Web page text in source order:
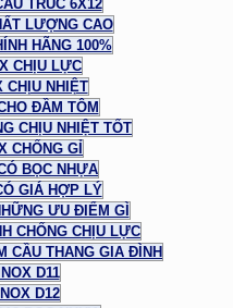
TRÚC 6X12
LƯỢNG CAO
HÃNG 100%
CHỊU LỰC
CHỊU NHIỆT
ĐẦM TÔM
CHỊU NHIỆT TỐT
CHỐNG GỈ
BỌC NHỰA
GIÁ HỢP LÝ
ƯU ĐIỂM GÌ
CHỐNG CHỊU LỰC
CẦU THANG GIA ĐÌNH
D11
D12